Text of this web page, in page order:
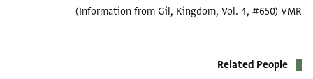
(Information from Gil, Kingdom, Vol. 4, #650) VMR
Related People